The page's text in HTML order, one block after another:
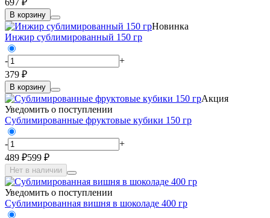
В корзину
Новинка
Инжир сублимированный 150 гр
-
+
379 ₽
В корзину
Акция
Уведомить о поступлении
Сублимированные фруктовые кубики 150 гр
-
+
489 ₽599 ₽
Нет в наличии
Уведомить о поступлении
Сублимированная вишня в шоколаде 400 гр